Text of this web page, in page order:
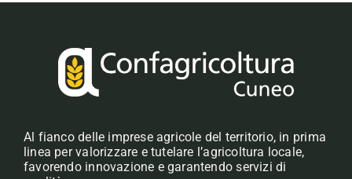
Al fianco delle imprese agricole del territorio, in prima
linea per valorizzare e tutelare l’agricoltura locale,
favorendo innovazione e garantendo servizi di